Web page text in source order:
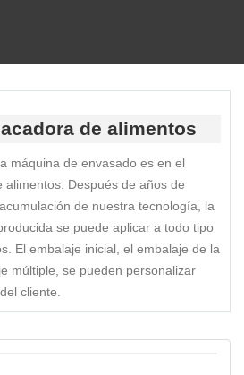
de alimentos
máquina de envasado es en el
alimentos. Después de años de
de nuestra tecnología, la
se puede aplicar a todo tipo
El embalaje inicial, el embalaje de la
múltiple, se pueden personalizar
cliente.